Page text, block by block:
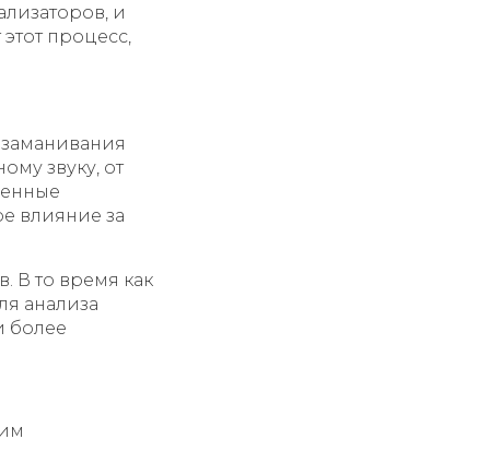
и
процесс,
звуку, от
влияние за
В то время как
анализа
более